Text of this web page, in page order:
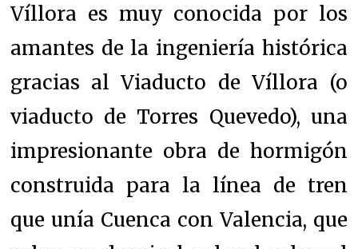
Víllora es muy conocida por los
amantes de la ingeniería histórica
gracias al Viaducto de Víllora (o
viaducto de Torres Quevedo), una
impresionante obra de hormigón
construida para la línea de tren
que unía Cuenca con Valencia, que